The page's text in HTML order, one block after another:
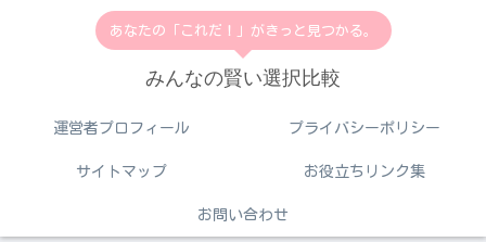
あなたの「これだ！」がきっと見つかる。
みんなの賢い選択比較
運営者プロフィール プライバシーポリシー
サイトマップ お役立ちリンク集
お問い合わせ